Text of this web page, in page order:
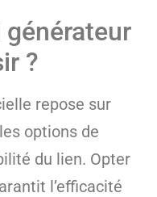
?
repose sur
options de
du lien. Opter
l’efficacité